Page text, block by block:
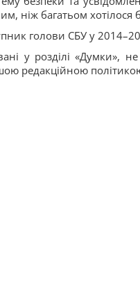
ніж багатьом хотілося
голови СБУ у
у розділі «Думки»,
редакційною